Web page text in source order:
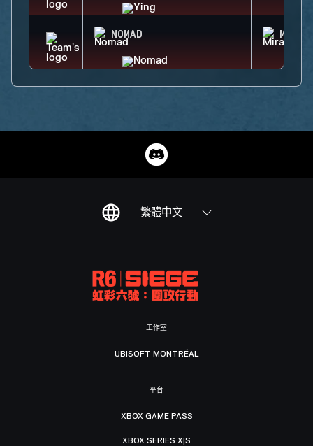
NOMAD MIRA
繁體中文
工作室
UBISOFT MONTRÉAL
平台
XBOX GAME PASS
XBOX SERIES X|S